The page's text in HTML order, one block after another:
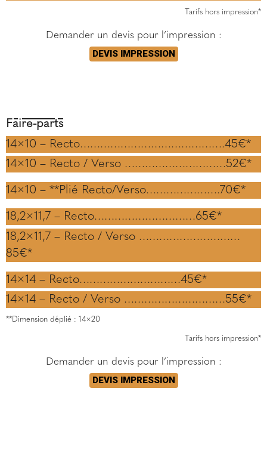
Tarifs hors impression*
Demander un devis pour l’impression :
DEVIS IMPRESSION
Faire-parts
14×10 – Recto…………………………………….45€*
14×10 – Recto / Verso …………………………52€*
14×10 – **Plié Recto/Verso………………….70€*
18,2×11,7 – Recto…………………………65€*
18,2×11,7 – Recto / Verso …………………………
85€*
14×14 – Recto…………………………45€*
14×14 – Recto / Verso …………………………55€*
**Dimension déplié : 14×20
Tarifs hors impression*
Demander un devis pour l’impression :
DEVIS IMPRESSION